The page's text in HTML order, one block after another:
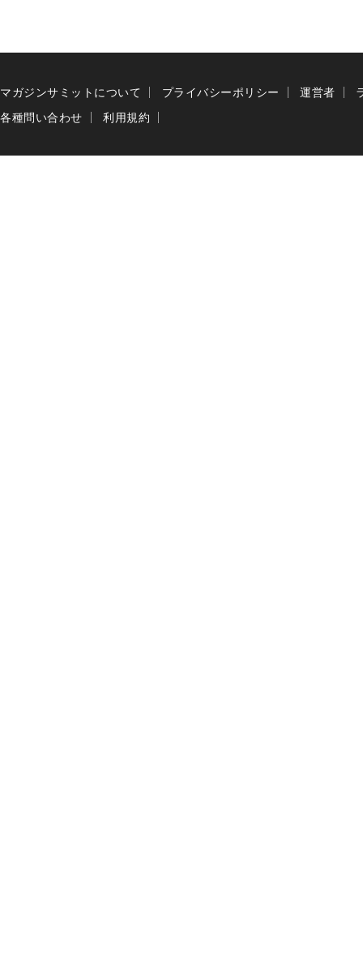
マガジンサミットについて プライバシーポリシー 運営者
各種問い合わせ
利用規約